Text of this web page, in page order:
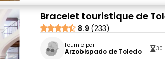
Bracelet touristique de
8.9 (233)
Fournie par
Arzobispado de Toledo 30